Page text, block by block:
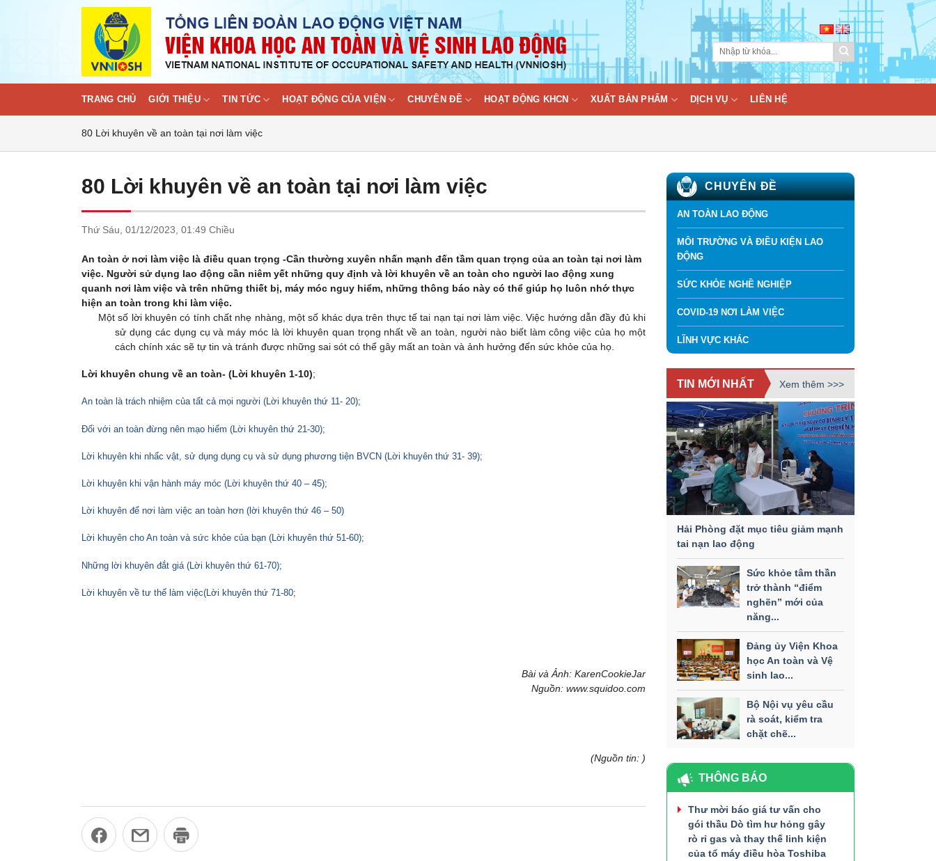
TRANG CHỦ GIỚI THIỆU TIN TỨC HOẠT ĐỘNG CỦA VIỆN CHUYÊN ĐỀ HOẠT ĐỘNG KHCN XUẤT BẢN PHẨM DỊCH VỤ LIÊN HỆ
80 Lời khuyên về an toàn tại nơi làm việc
80 Lời khuyên về an toàn tại nơi làm việc
Thứ Sáu, 01/12/2023, 01:49 Chiều
An toàn ở nơi làm việc là điều quan trọng -Cần thường xuyên nhấn mạnh đến tầm quan trọng của an toàn tại nơi làm
việc. Người sử dụng lao động cần niêm yết những quy định và lời khuyên về an toàn cho người lao động xung
quanh nơi làm việc và trên những thiết bị, máy móc nguy hiểm, những thông báo này có thể giúp họ luôn nhớ thực
hiện an toàn trong khi làm việc.
Một số lời khuyên có tính chất nhẹ nhàng, một số khác dựa trên thực tế tai nạn tại nơi làm việc. Việc hướng dẫn đầy đủ khi
sử dụng các dụng cụ và máy móc là lời khuyên quan trọng nhất về an toàn, người nào biết làm công việc của họ một
cách chính xác sẽ tự tin và tránh được những sai sót có thể gây mất an toàn và ảnh hưởng đến sức khỏe của họ.
Lời khuyên chung về an toàn- (Lời khuyên 1-10);
An toàn là trách nhiệm của tất cả mọi người (Lời khuyên thứ 11- 20);
Đối với an toàn đừng nên mạo hiểm (Lời khuyên thứ 21-30);
Lời khuyên khi nhấc vật, sử dụng dụng cụ và sử dụng phương tiện BVCN (Lời khuyên thứ 31- 39);
Lời khuyên khi vận hành máy móc (Lời khuyên thứ 40 – 45);
Lời khuyên để nơi làm việc an toàn hơn (lời khuyên thứ 46 – 50)
Lời khuyên cho An toàn và sức khỏe của bạn (Lời khuyên thứ 51-60);
Những lời khuyên đắt giá (Lời khuyên thứ 61-70);
Lời khuyên về tư thế làm việc(Lời khuyên thứ 71-80;
Bài và Ảnh: KarenCookieJar
Nguồn: www.squidoo.com
(Nguồn tin: )
CHUYÊN ĐỀ
AN TOÀN LAO ĐỘNG
MÔI TRƯỜNG VÀ ĐIỀU KIỆN LAO
ĐỘNG
SỨC KHỎE NGHỀ NGHIỆP
COVID-19 NƠI LÀM VIỆC
LĨNH VỰC KHÁC
TIN MỚI NHẤT Xem thêm >>>
Hải Phòng đặt mục tiêu giảm mạnh
tai nạn lao động
Sức khỏe tâm thần
trở thành “điểm
nghẽn” mới của
năng...
Đảng ủy Viện Khoa
học An toàn và Vệ
sinh lao...
Bộ Nội vụ yêu cầu
rà soát, kiểm tra
chặt chẽ...
THÔNG BÁO
Thư mời báo giá tư vấn cho
gói thầu Dò tìm hư hỏng gây
rò rỉ gas và thay thế linh kiện
của tổ máy điều hòa Toshiba